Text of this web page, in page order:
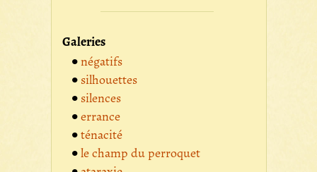
Galeries
négatifs
silhouettes
silences
errance
ténacité
le champ du perroquet